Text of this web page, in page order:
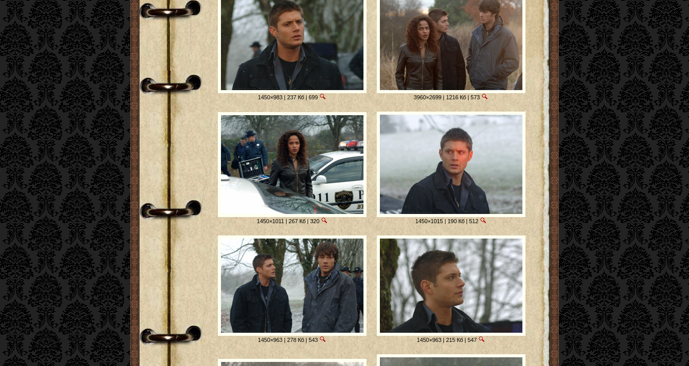
1450×983 | 237 Кб | 699 3960×2699 | 1216 Кб | 573
1450×1011 | 267 Кб | 320 1450×1015 | 190 Кб | 512
1450×963 | 278 Кб | 543 1450×963 | 215 Кб | 547